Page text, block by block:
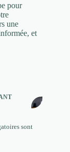
pour
une
et
sont